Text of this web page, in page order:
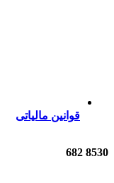
قوانین مالیاتی
8530
682